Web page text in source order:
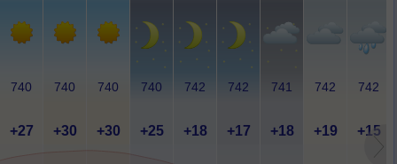
740 740 740 740 742 742 741 742 742
+27 +30 +30 +25 +18 +17 +18 +19 +15